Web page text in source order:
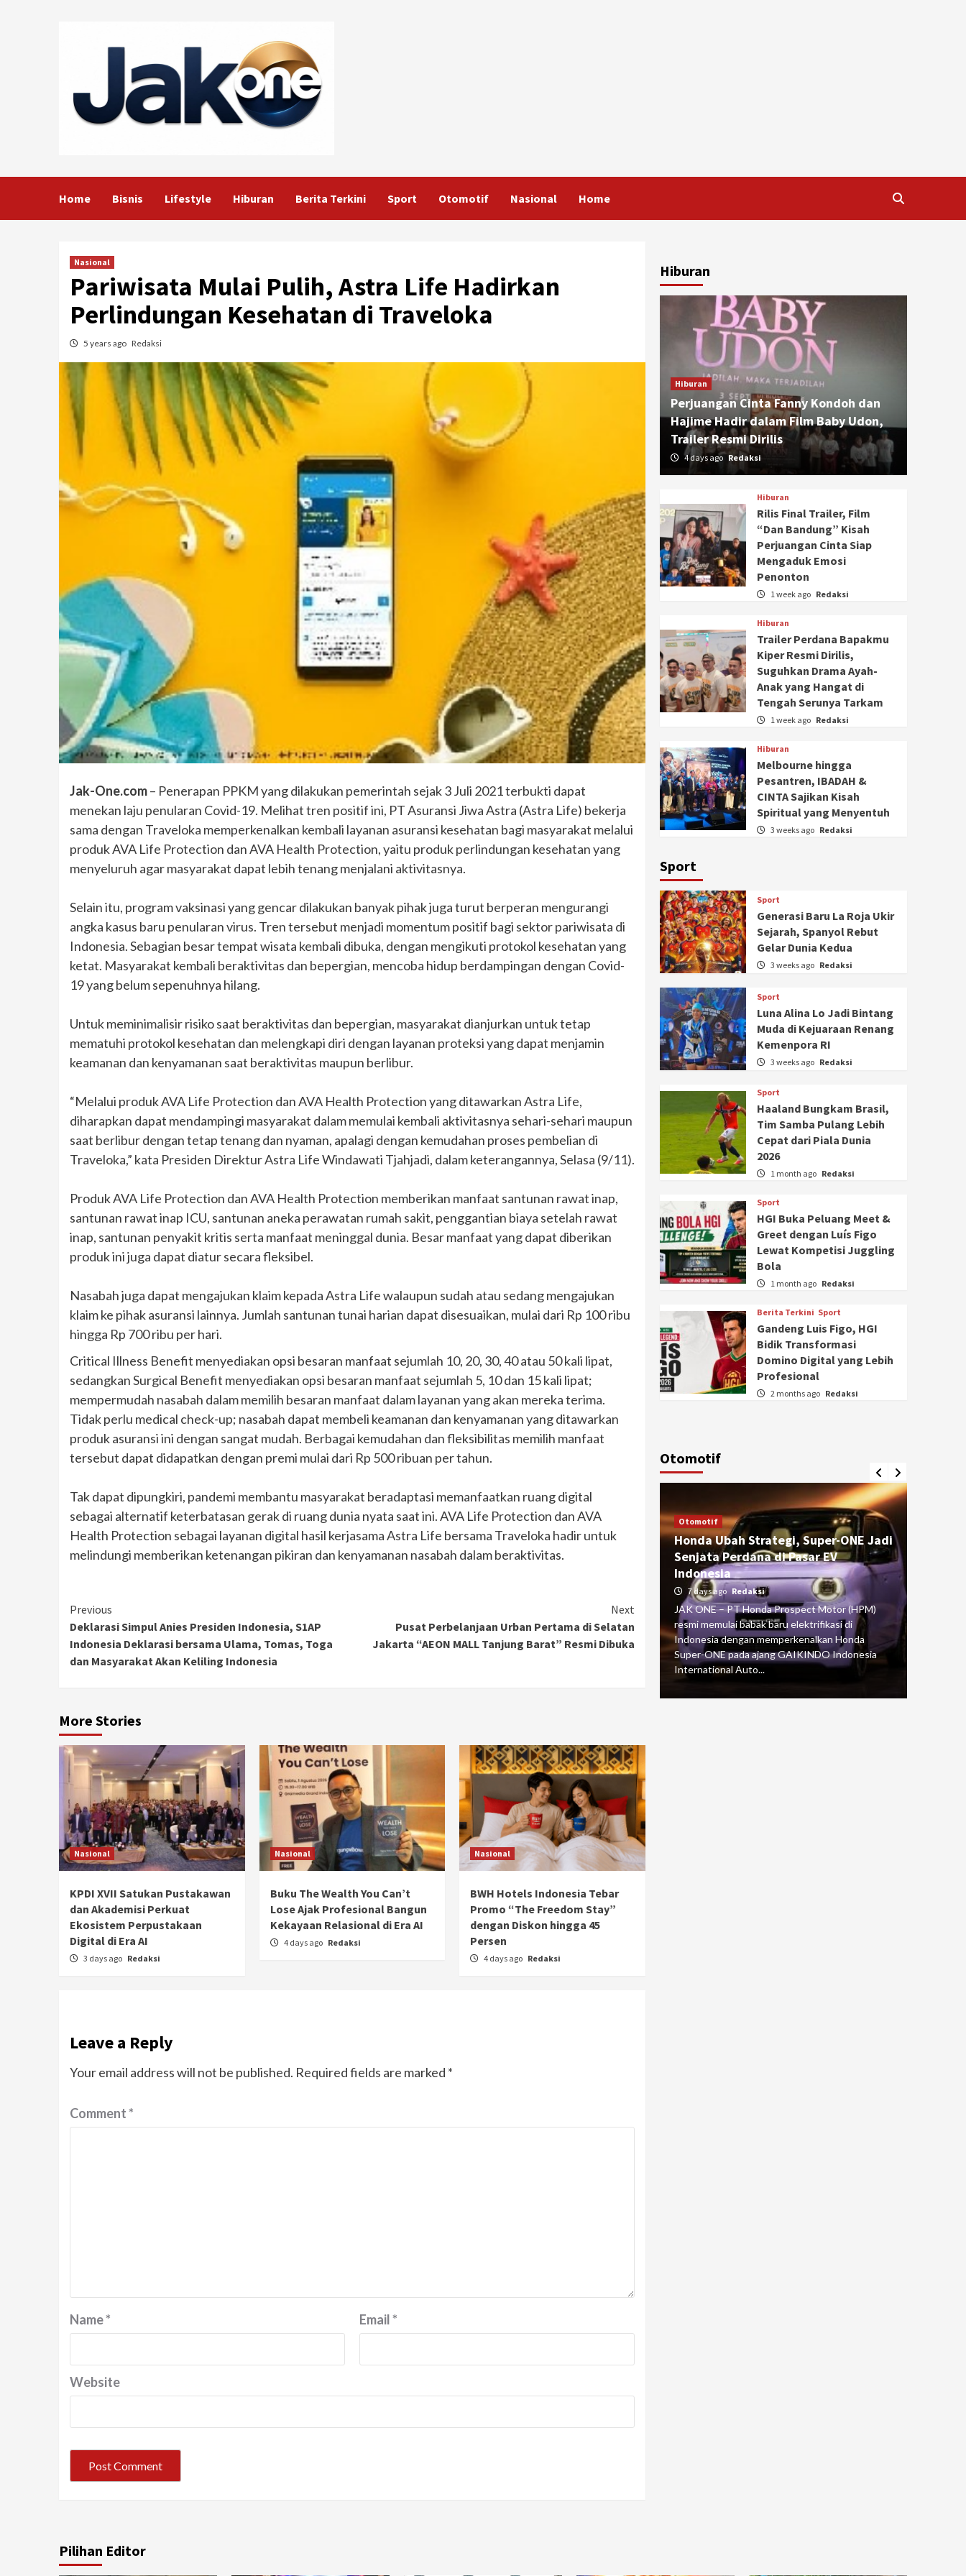
Home Bisnis Lifestyle Hiburan Berita Terkini Sport Otomotif Nasional Home
Nasional
Pariwisata Mulai Pulih, Astra Life Hadirkan
Perlindungan Kesehatan di Traveloka
5 years ago Redaksi
Jak-One.com– Penerapan PPKM yang dilakukan pemerintah sejak 3 Juli 2021 terbukti dapat
menekan laju penularan Covid-19. Melihat tren positif ini, PT Asuransi Jiwa Astra (Astra Life) bekerja
sama dengan Traveloka memperkenalkan kembali layanan asuransi kesehatan bagi masyarakat melalui
produk AVA Life Protection dan AVA Health Protection, yaitu produk perlindungan kesehatan yang
menyeluruh agar masyarakat dapat lebih tenang menjalani aktivitasnya.
Selain itu, program vaksinasi yang gencar dilakukan banyak pihak juga turut berperan mengurangi
angka kasus baru penularan virus. Tren tersebut menjadi momentum positif bagi sektor pariwisata di
Indonesia. Sebagian besar tempat wisata kembali dibuka, dengan mengikuti protokol kesehatan yang
ketat. Masyarakat kembali beraktivitas dan bepergian, mencoba hidup berdampingan dengan Covid-
19 yang belum sepenuhnya hilang.
Untuk meminimalisir risiko saat beraktivitas dan bepergian, masyarakat dianjurkan untuk tetap
mematuhi protokol kesehatan dan melengkapi diri dengan layanan proteksi yang dapat menjamin
keamanan dan kenyamanan saat beraktivitas maupun berlibur.
“Melalui produk AVA Life Protection dan AVA Health Protection yang ditawarkan Astra Life,
diharapkan dapat mendampingi masyarakat dalam memulai kembali aktivitasnya sehari-sehari maupun
saat berlibur dengan tetap tenang dan nyaman, apalagi dengan kemudahan proses pembelian di
Traveloka,” kata Presiden Direktur Astra Life Windawati Tjahjadi, dalam keterangannya, Selasa (9/11).
Produk AVA Life Protection dan AVA Health Protection memberikan manfaat santunan rawat inap,
santunan rawat inap ICU, santunan aneka perawatan rumah sakit, penggantian biaya setelah rawat
inap, santunan penyakit kritis serta manfaat meninggal dunia. Besar manfaat yang dapat diberikan
produk ini juga dapat diatur secara fleksibel.
Nasabah juga dapat mengajukan klaim kepada Astra Life walaupun sudah atau sedang mengajukan
klaim ke pihak asuransi lainnya. Jumlah santunan tunai harian dapat disesuaikan, mulai dari Rp 100 ribu
hingga Rp 700 ribu per hari.
Critical Illness Benefit menyediakan opsi besaran manfaat sejumlah 10, 20, 30, 40 atau 50 kali lipat,
sedangkan Surgical Benefit menyediakan opsi besaran manfaat sejumlah 5, 10 dan 15 kali lipat;
mempermudah nasabah dalam memilih besaran manfaat dalam layanan yang akan mereka terima.
Tidak perlu medical check-up; nasabah dapat membeli keamanan dan kenyamanan yang ditawarkan
produk asuransi ini dengan sangat mudah. Berbagai kemudahan dan fleksibilitas memilih manfaat
tersebut dapat didapatkan dengan premi mulai dari Rp 500 ribuan per tahun.
Tak dapat dipungkiri, pandemi membantu masyarakat beradaptasi memanfaatkan ruang digital
sebagai alternatif keterbatasan gerak di ruang dunia nyata saat ini. AVA Life Protection dan AVA
Health Protection sebagai layanan digital hasil kerjasama Astra Life bersama Traveloka hadir untuk
melindungi memberikan ketenangan pikiran dan kenyamanan nasabah dalam beraktivitas.
Continue
Reading
Previous
Deklarasi Simpul Anies Presiden Indonesia, S1AP
Indonesia Deklarasi bersama Ulama, Tomas, Toga
dan Masyarakat Akan Keliling Indonesia
Next
Pusat Perbelanjaan Urban Pertama di Selatan
Jakarta “AEON MALL Tanjung Barat” Resmi Dibuka
More Stories
Nasional
KPDI XVII Satukan Pustakawan
dan Akademisi Perkuat
Ekosistem Perpustakaan
Digital di Era AI
3 days ago Redaksi
Nasional
Buku The Wealth You Can’t
Lose Ajak Profesional Bangun
Kekayaan Relasional di Era AI
4 days ago Redaksi
Nasional
BWH Hotels Indonesia Tebar
Promo “The Freedom Stay”
dengan Diskon hingga 45
Persen
4 days ago Redaksi
Leave a Reply
Your email address will not be published. Required fields are marked *
Comment*
Name* Email*
Website
Hiburan
Hiburan
Perjuangan Cinta Fanny Kondoh dan
Hajime Hadir dalam Film Baby Udon,
Trailer Resmi Dirilis
4 days ago Redaksi
Hiburan
Rilis Final Trailer, Film
“Dan Bandung” Kisah
Perjuangan Cinta Siap
Mengaduk Emosi
Penonton
1 week ago Redaksi
Hiburan
Trailer Perdana Bapakmu
Kiper Resmi Dirilis,
Suguhkan Drama Ayah-
Anak yang Hangat di
Tengah Serunya Tarkam
1 week ago Redaksi
Hiburan
Melbourne hingga
Pesantren, IBADAH &
CINTA Sajikan Kisah
Spiritual yang Menyentuh
3 weeks ago Redaksi
Sport
Sport
Generasi Baru La Roja Ukir
Sejarah, Spanyol Rebut
Gelar Dunia Kedua
3 weeks ago Redaksi
Sport
Luna Alina Lo Jadi Bintang
Muda di Kejuaraan Renang
Kemenpora RI
3 weeks ago Redaksi
Sport
Haaland Bungkam Brasil,
Tim Samba Pulang Lebih
Cepat dari Piala Dunia
2026
1 month ago Redaksi
Sport
HGI Buka Peluang Meet &
Greet dengan Luís Figo
Lewat Kompetisi Juggling
Bola
1 month ago Redaksi
Berita Terkini Sport
Gandeng Luis Figo, HGI
Bidik Transformasi
Domino Digital yang Lebih
Profesional
2 months ago Redaksi
Otomotif
Otomotif
Ducati Collezione 100 Debut di
JAK ONE – Perayaan satu abad perjalanan
Ducati semakin istimewa dengan peluncuran
Collezione 100, sebuah koleksi motor edisi
terbatas yang mengangkat kembali sejumlah
Otomotif
Honda Ubah Strategi, Super-ONE Jadi
Senjata Perdana di Pasar EV
Indonesia
7 days ago Redaksi
JAK ONE – PT Honda Prospect Motor (HPM)
resmi memulai babak baru elektrifikasi di
Indonesia dengan memperkenalkan Honda
Super-ONE pada ajang GAIKINDO Indonesia
International Auto...
Pilihan Editor